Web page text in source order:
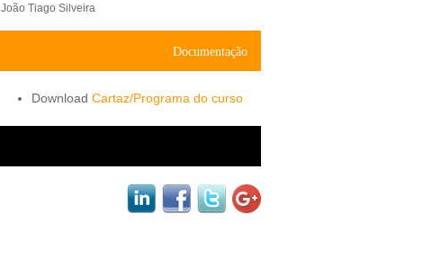
João Tiago Silveira
Documentação
Cartaz/Programa do curso